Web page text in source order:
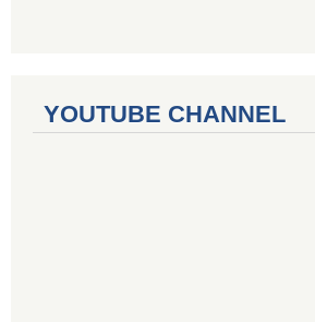
YOUTUBE CHANNEL